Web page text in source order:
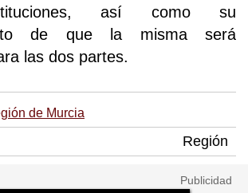
así como su
de que la misma será
las dos partes.
de Murcia
Región